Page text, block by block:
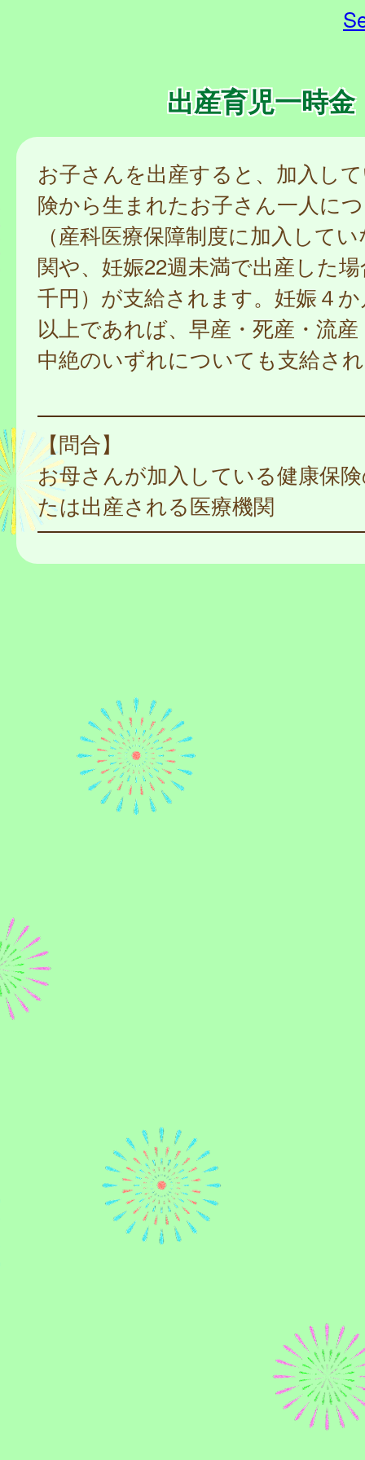
出産育児一時金
お子さんを出産すると、加入し
険から生まれたお子さん一人に
（産科医療保障制度に加入して
関や、妊娠22週未満で出産した
千円）が支給されます。妊娠４
以上であれば、早産・死産・流
中絶のいずれについても支給さ
【問合】
お母さんが加入している健康保
たは出産される医療機関